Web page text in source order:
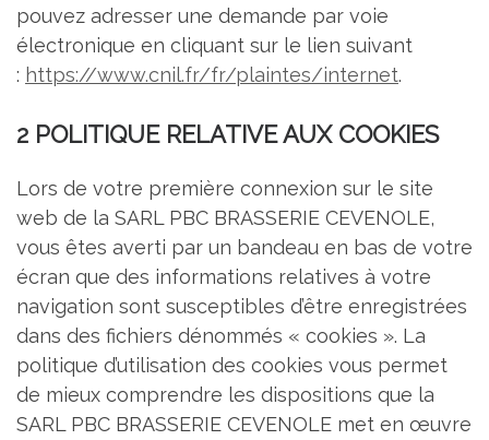
pouvez adresser une demande par voie
électronique en cliquant sur le lien suivant
: https://www.cnil.fr/fr/plaintes/internet.
2 POLITIQUE RELATIVE AUX COOKIES
Lors de votre première connexion sur le site
web de la SARL PBC BRASSERIE CEVENOLE,
vous êtes averti par un bandeau en bas de votre
écran que des informations relatives à votre
navigation sont susceptibles d’être enregistrées
dans des fichiers dénommés « cookies ». La
politique d’utilisation des cookies vous permet
de mieux comprendre les dispositions que la
SARL PBC BRASSERIE CEVENOLE met en œuvre